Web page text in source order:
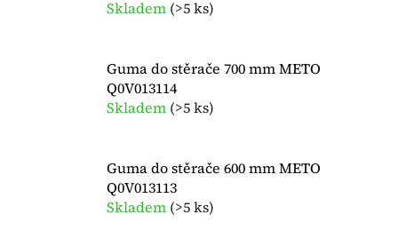
Skladem (>5 ks)
Guma do stěrače 700 mm METO
Q0V013114
Skladem (>5 ks)
Guma do stěrače 600 mm METO
Q0V013113
Skladem (>5 ks)